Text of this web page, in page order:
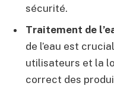
sécurité.
Traitement de
de l’eau est
utilisateurs et la
correct des